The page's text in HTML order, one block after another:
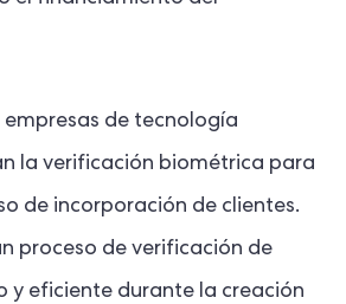
empresas de tecnología
la verificación biométrica para
de incorporación de clientes.
proceso de verificación de
y eficiente durante la creación